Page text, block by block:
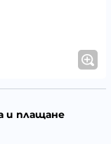
и плащане